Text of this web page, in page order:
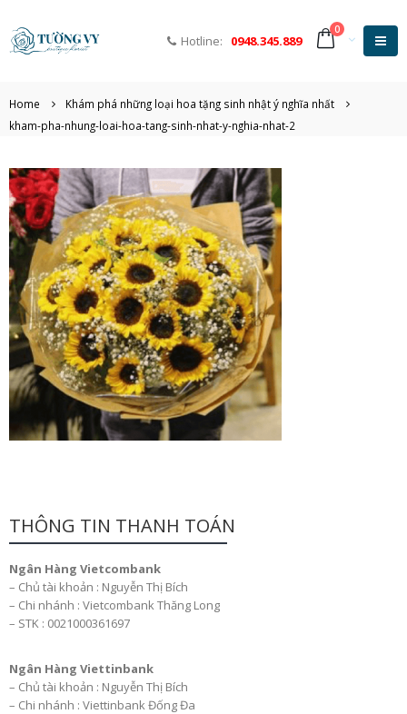
Hotline: 0948.345.889
0
Home
Khám phá những loại hoa tặng sinh nhật ý nghĩa nhất
kham-pha-nhung-loai-hoa-tang-sinh-nhat-y-nghia-nhat-2
THÔNG TIN THANH TOÁN
Ngân Hàng Vietcombank
– Chủ tài khoản : Nguyễn Thị Bích
– Chi nhánh : Vietcombank Thăng Long
– STK : 0021000361697
Ngân Hàng Viettinbank
– Chủ tài khoản : Nguyễn Thị Bích
– Chi nhánh : Viettinbank Đống Đa